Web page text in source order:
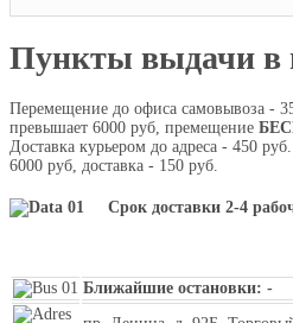
Пункты выдачи в
Перемещение до офиса самовывоза -
превышает 6000 руб, премещение
Доставка курьером до адреса - 450
6000 руб, доставка - 150 руб.
Срок доставки 2-4
Ближайшие остановки: -